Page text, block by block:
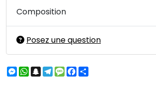
Composition
Posez une question
Messenger
WhatsApp
Snapchat
Telegram
MessageFacebook